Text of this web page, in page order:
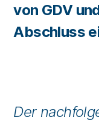
von GDV
Abschluss
Der